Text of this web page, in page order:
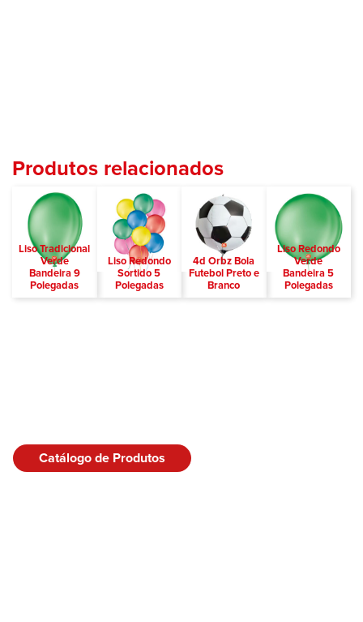
Produtos relacionados
Liso Tradicional
Verde
Bandeira 9
Polegadas
Liso Redondo
Sortido 5
Polegadas
4d Orbz Bola
Futebol Preto e
Branco
Liso Redondo
Verde
Bandeira 5
Polegadas
Catálogo de Produtos